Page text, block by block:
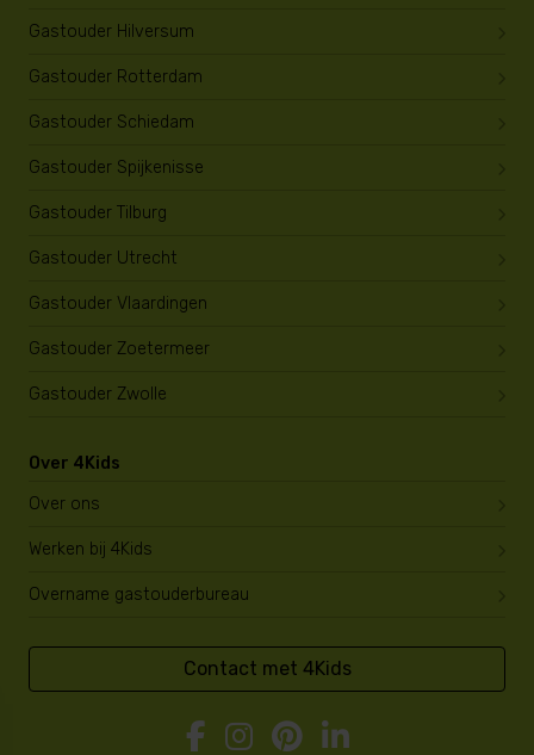
Gastouder Hilversum
Gastouder Rotterdam
Gastouder Schiedam
Gastouder Spijkenisse
Gastouder Tilburg
Gastouder Utrecht
Gastouder Vlaardingen
Gastouder Zoetermeer
Gastouder Zwolle
Over 4Kids
Over ons
Werken bij 4Kids
Overname gastouderbureau
Contact met 4Kids